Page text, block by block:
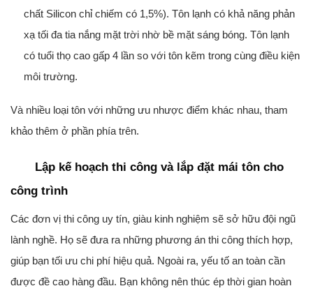
chất Silicon chỉ chiếm có 1,5%). Tôn lạnh có khả năng phản
xạ tối đa tia nắng mặt trời nhờ bề mặt sáng bóng. Tôn lạnh
có tuổi thọ cao gấp 4 lần so với tôn kẽm trong cùng điều kiện
môi trường.
Và nhiều loại tôn với những ưu nhược điểm khác nhau, tham
khảo thêm ở phần phía trên.
Lập kế hoạch thi công và lắp đặt mái tôn cho
công trình
Các đơn vị thi công uy tín, giàu kinh nghiệm sẽ sở hữu đội ngũ
lành nghề. Họ sẽ đưa ra những phương án thi công thích hợp,
giúp bạn tối ưu chi phí hiệu quả. Ngoài ra, yếu tố an toàn cần
được đề cao hàng đầu. Bạn không nên thúc ép thời gian hoàn